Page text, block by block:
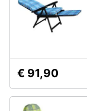
€ 91,90